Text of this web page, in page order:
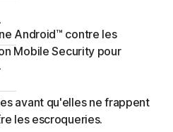
Android™ contre les
Mobile Security pour
avant qu'elles ne frappent
les escroqueries.